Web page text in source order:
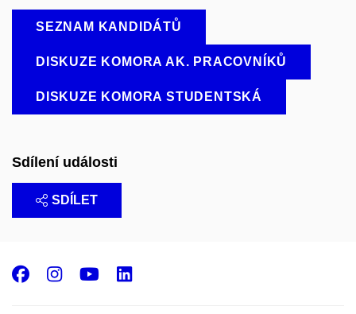
SEZNAM KANDIDÁTŮ
DISKUZE KOMORA AK. PRACOVNÍKŮ
DISKUZE KOMORA STUDENTSKÁ
Sdílení události
SDÍLET
Facebook
Instagram
Youtube
LinkedIn